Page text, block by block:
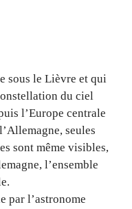
sous le Lièvre et qui
du ciel
l’Europe centrale
seules
sont même visibles,
l’ensemble
par l’astronome